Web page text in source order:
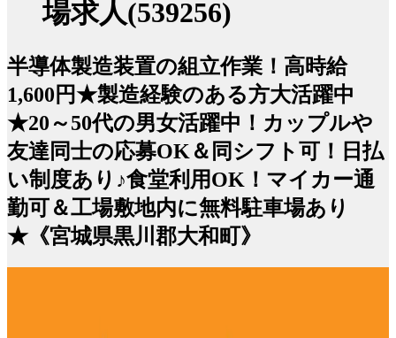
場求人(539256)
半導体製造装置の組立作業！高時給
1,600円★製造経験のある方大活躍中
★20～50代の男女活躍中！カップルや
友達同士の応募OK＆同シフト可！日払
い制度あり♪食堂利用OK！マイカー通
勤可＆工場敷地内に無料駐車場あり
★《宮城県黒川郡大和町》